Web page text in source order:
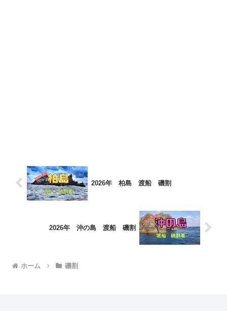
2026年 柏島 渡船 磯割
2026年 沖の島 渡船 磯割
ホーム 磯割